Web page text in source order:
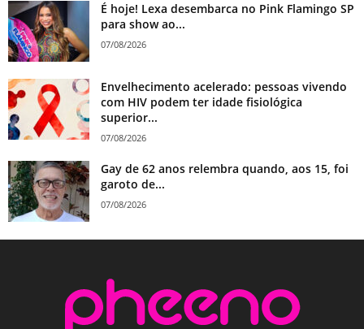
É hoje! Lexa desembarca no Pink Flamingo SP
para show ao...
07/08/2026
Envelhecimento acelerado: pessoas vivendo
com HIV podem ter idade fisiológica
superior...
07/08/2026
Gay de 62 anos relembra quando, aos 15, foi
garoto de...
07/08/2026